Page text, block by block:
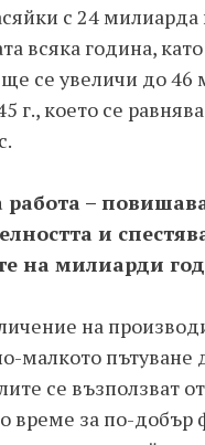
с 24
всяка година,
се увеличи до 46
г., което се
–
и
на милиарди
на
малкото пътуване
се възползват от
време за по-добър